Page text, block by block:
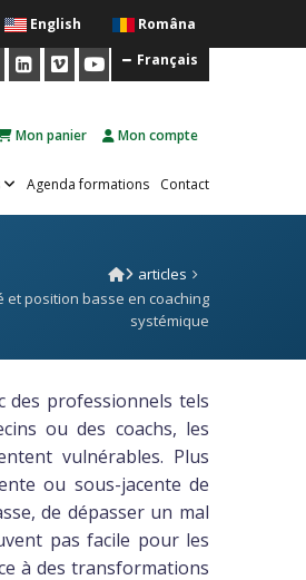
English Româna
Français
Mon panier Mon compte
Agenda formations Contact
articles
position basse en coaching
systémique
des professionnels tels
ou des coachs, les
vulnérables. Plus
ou sous-jacente de
de dépasser un mal
pas facile pour les
à des transformations